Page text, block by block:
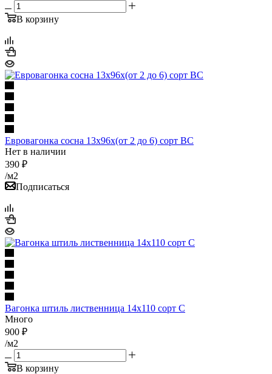
В корзину
Евровагонка сосна 13х96х(от 2 до 6) сорт ВС
Нет в наличии
390 ₽
/м2
Подписаться
Вагонка штиль лиственница 14х110 cорт С
Много
900 ₽
/м2
В корзину